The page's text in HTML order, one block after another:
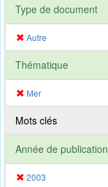
Type de document
Autre
Thématique
Mer
Mots clés
Année de publication
2003